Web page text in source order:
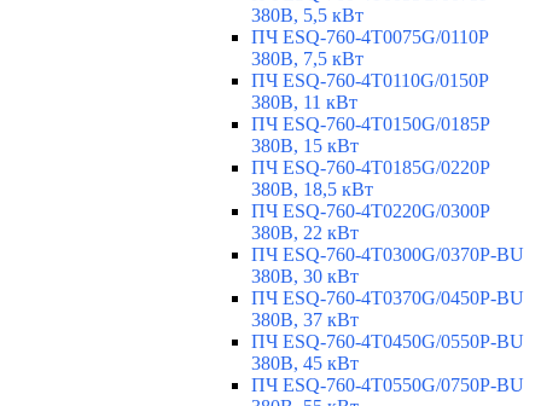
380В, 5,5 кВт
ПЧ ESQ-760-4T0075G/0110P
380В, 7,5 кВт
ПЧ ESQ-760-4T0110G/0150P
380В, 11 кВт
ПЧ ESQ-760-4T0150G/0185P
380В, 15 кВт
ПЧ ESQ-760-4T0185G/0220P
380В, 18,5 кВт
ПЧ ESQ-760-4T0220G/0300P
380В, 22 кВт
ПЧ ESQ-760-4T0300G/0370P-BU
380В, 30 кВт
ПЧ ESQ-760-4T0370G/0450P-BU
380В, 37 кВт
ПЧ ESQ-760-4T0450G/0550P-BU
380В, 45 кВт
ПЧ ESQ-760-4T0550G/0750P-BU